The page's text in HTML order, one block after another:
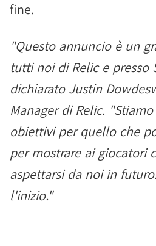
fine.
"Questo annuncio è un
tutti noi di Relic e presso
dichiarato Justin
Manager di Relic.
obiettivi per quello che
per mostrare ai giocatori
aspettarsi da noi in
l'inizio."